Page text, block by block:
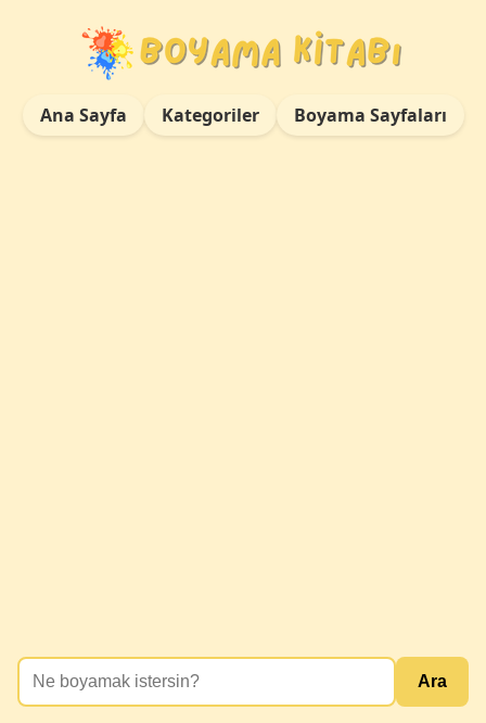
Ana Sayfa Kategoriler Boyama Sayfaları
Ara